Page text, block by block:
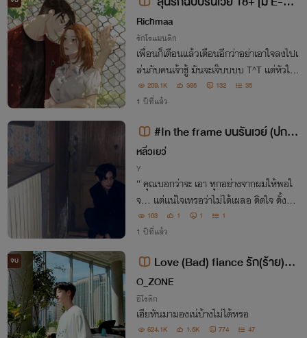
ok]
Richmaa
รักโรแมนติก
เพื่อนก็เตือนแล้วเตือนอีกว่าอย่าเอาใจลงไปเ
ล่นกับคนเจ้าชู้ มันจะเจ๊บบบบ T^T แต่หัวใจเ
จ้ากรรมมันก็ยังดื้อดึง ห้ามยังไงก็ห้ามไม่อยู
่… สุดท้ายก็เอาตัวเองกระโจนลงไปในความ
209.1K 395 132 35
1 ปีที่แล้ว
#In the frame บนรันเวย์ (ปกชั่ว
คราว)
หลิ่วเยว่
Y
“ คุณบอกว่าจะ เอา ทุกอย่างจากผมให้พอใ
จ… แต่แน่ใจเหรอว่าไม่ได้เผลอ ติดใจ ตั้งแต่
ครั้งแรกที่ผมครางชื่อคุณ? ”
103 1 1 1
1 ปีที่แล้ว
จบ
Love (Bad) fiance รัก(ร้าย)นา
ยคู่หมั้น (NC18+)
O_ZONE
อีโรติก
เฮียหันมามองเน่บ้างไม่ได้หรอ
624.1K 1.5K 774 47